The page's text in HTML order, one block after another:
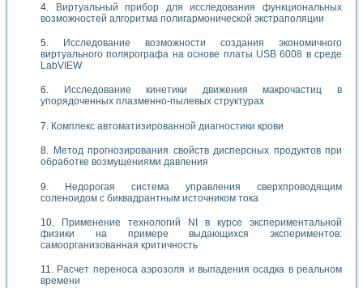
Виртуальный прибор для исследования функциональных
возможностей алгоритма полигармонической экстраполяции
Исследование возможности создания экономичного
виртуального полярографа на основе платы USB 6008 в среде
LabVIEW
Исследование кинетики движения макрочастиц в
упорядоченных плазменно-пылевых структурах
Комплекс автоматизированной диагностики крови
Метод прогнозирования свойств дисперсных продуктов при
обработке возмущениями давления
Недорогая система управления сверхпроводящим
соленоидом с биквадрантным источником тока
Применение технологий NI в курсе экспериментальной
физики на примере выдающихся экспериментов:
самоорганизованная критичность
Расчет переноса аэрозоля и выпадения осадка в реальном
времени